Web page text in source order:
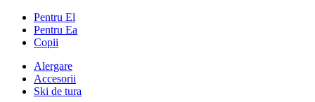
Pentru El
Pentru Ea
Copii
Alergare
Accesorii
Ski de tura